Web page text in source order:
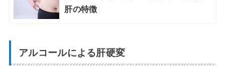
肝の特徴
アルコールによる肝硬変